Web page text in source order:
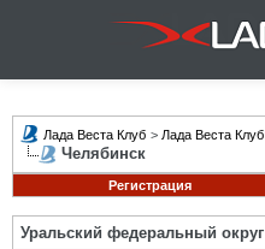
Лада Веста Клуб > Лада Веста Клуб
Челябинск
Регистрация
Уральский федеральный округ